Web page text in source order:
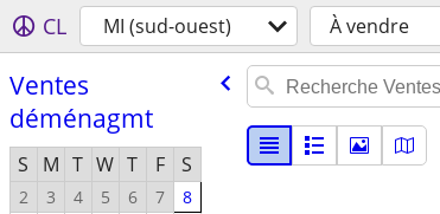
CL MI (sud-ouest) À vendre
Ventes
déménagmt
S M T W T F S
2 3 4 5 6 7
8